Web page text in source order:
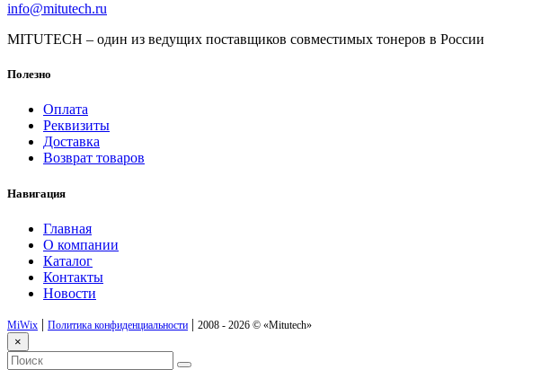
info@mitutech.ru
MITUTECH – один из ведущих поставщиков совместимых тонеров в России
Полезно
Оплата
Реквизиты
Доставка
Возврат товаров
Навигация
Главная
О компании
Каталог
Контакты
Новости
MiWix | Политика конфиденциальности | 2008 - 2026 © «Mitutech»
×